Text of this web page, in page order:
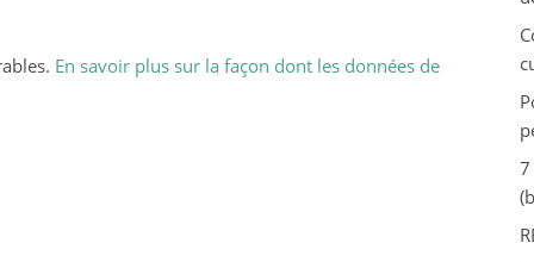
En savoir plus sur la façon dont les données de
7